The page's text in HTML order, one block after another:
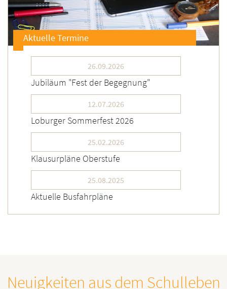
Aktuelle Termine
26.09.2026
Jubiläum "Fest der Begegnung"
12.07.2026
Loburger Sommerfest 2026
25.02.2026
Klausurpläne Oberstufe
25.08.2025
Aktuelle Busfahrpläne
Neuigkeiten aus dem Schulleben